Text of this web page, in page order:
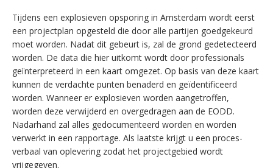
Tijdens een explosieven opsporing in Amsterdam wordt eerst
een projectplan opgesteld die door alle partijen goedgekeurd
moet worden. Nadat dit gebeurt is, zal de grond gedetecteerd
worden. De data die hier uitkomt wordt door professionals
geïnterpreteerd in een kaart omgezet. Op basis van deze kaart
kunnen de verdachte punten benaderd en geïdentificeerd
worden. Wanneer er explosieven worden aangetroffen,
worden deze verwijderd en overgedragen aan de EODD.
Nadarhand zal alles gedocumenteerd worden en worden
verwerkt in een rapportage. Als laatste krijgt u een proces-
verbaal van oplevering zodat het projectgebied wordt
vrijgegeven.